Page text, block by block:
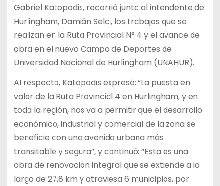
Gabriel Katopodis, recorrió junto al intendente de
Hurlingham, Damián Selci, los trabajos que se
realizan en la Ruta Provincial N° 4 y el avance de
obra en el nuevo Campo de Deportes de
Universidad Nacional de Hurlingham (UNAHUR).
Al respecto, Katopodis expresó: “La puesta en
valor de la Ruta Provincial 4 en Hurlingham, y en
toda la región, nos va a permitir que el desarrollo
económico, industrial y comercial de la zona se
beneficie con una avenida urbana más
transitable y segura”, y continuó: “Esta es una
obra de renovación integral que se extiende a lo
largo de 27,8 km y atraviesa 6 municipios, por